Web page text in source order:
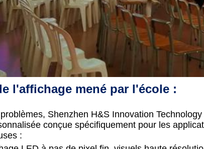
l'affichage mené par l'école :
Shenzhen H&S Innovation
conçue spécifiquement pour les
: